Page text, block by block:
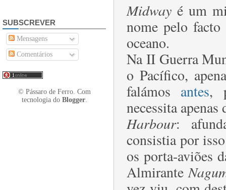
SUBSCREVER
Mensagens
Comentários
© Pássaro de Ferro. Com
tecnologia do Blogger.
Midway é um
nome pelo facto
oceano.
Na II Guerra
o Pacífico,
falámos antes,
necessita
Harbour:
consistia por
os porta-aviões
Almirante